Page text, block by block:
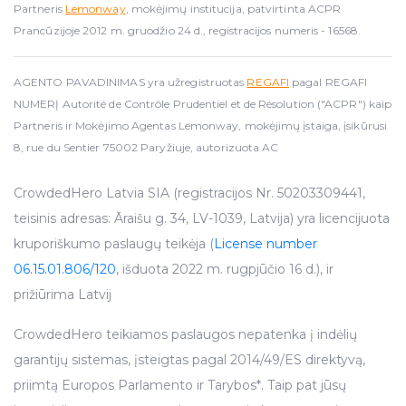
Partneris Lemonway, mokėjimų institucija, patvirtinta ACPR
Prancūzijoje 2012 m. gruodžio 24 d., registracijos numeris - 16568.
AGENTO PAVADINIMAS yra užregistruotas REGAFI pagal REGAFI
NUMERĮ Autorité de Contrôle Prudentiel et de Résolution ("ACPR") kaip
Partneris ir Mokėjimo Agentas Lemonway, mokėjimų įstaiga, įsikūrusi
8, rue du Sentier 75002 Paryžiuje, autorizuota AC
CrowdedHero Latvia SIA (registracijos Nr. 50203309441,
teisinis adresas: Āraišu g. 34, LV-1039, Latvija) yra licencijuota
kruporiškumo paslaugų teikėja (License number
06.15.01.806/120, išduota 2022 m. rugpjūčio 16 d.), ir
prižiūrima Latvij
CrowdedHero teikiamos paslaugos nepatenka į indėlių
garantijų sistemas, įsteigtas pagal 2014/49/ES direktyvą,
priimtą Europos Parlamento ir Tarybos*. Taip pat jūsų